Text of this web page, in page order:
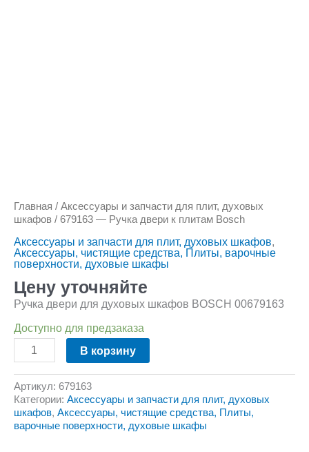
Главная / Аксессуары и запчасти для плит, духовых
шкафов / 679163 — Ручка двери к плитам Bosch
Аксессуары и запчасти для плит, духовых шкафов,
Аксессуары, чистящие средства, Плиты, варочные
поверхности, духовые шкафы
Цену уточняйте
Ручка двери для духовых шкафов BOSCH 00679163
Доступно для предзаказа
В корзину
Артикул: 679163
Категории: Аксессуары и запчасти для плит, духовых
шкафов, Аксессуары, чистящие средства, Плиты,
варочные поверхности, духовые шкафы